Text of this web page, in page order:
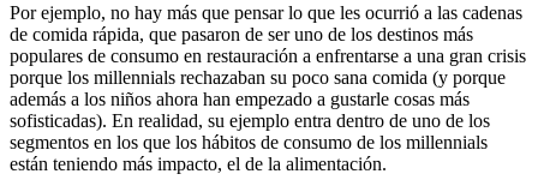
Por ejemplo, no hay más que pensar lo que les ocurrió a las cadenas
de comida rápida, que pasaron de ser uno de los destinos más
populares de consumo en restauración a enfrentarse a una gran crisis
porque los millennials rechazaban su poco sana comida (y porque
además a los niños ahora han empezado a gustarle cosas más
sofisticadas). En realidad, su ejemplo entra dentro de uno de los
segmentos en los que los hábitos de consumo de los millennials
están teniendo más impacto, el de la alimentación.